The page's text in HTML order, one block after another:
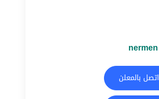
nermen
اتصل بالمعلن